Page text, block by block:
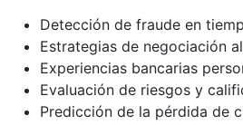
Detección de fraude en
Estrategias de negociación
Experiencias bancarias
Evaluación de riesgos y
Predicción de la pérdida de